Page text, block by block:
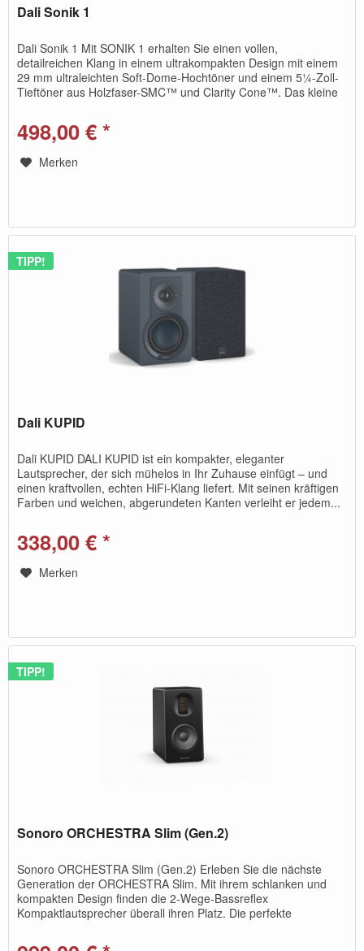
Dali Sonik 1
Dali Sonik 1 Mit SONIK 1 erhalten Sie einen vollen,
detailreichen Klang in einem ultrakompakten Design mit einem
29 mm ultraleichten Soft-Dome-Hochtöner und einem 5¼-Zoll-
Tieftöner aus Holzfaser-SMC™ und Clarity Cone™. Das kleine
498,00 € *
Merken
TIPP!
Dali KUPID
Dali KUPID DALI KUPID ist ein kompakter, eleganter
Lautsprecher, der sich mühelos in Ihr Zuhause einfügt – und
einen kraftvollen, echten HiFi-Klang liefert. Mit seinen kräftigen
Farben und weichen, abgerundeten Kanten verleiht er jedem...
338,00 € *
Merken
TIPP!
Sonoro ORCHESTRA Slim (Gen.2)
Sonoro ORCHESTRA Slim (Gen.2) Erleben Sie die nächste
Generation der ORCHESTRA Slim. Mit ihrem schlanken und
kompakten Design finden die 2-Wege-Bassreflex
Kompaktlautsprecher überall ihren Platz. Die perfekte